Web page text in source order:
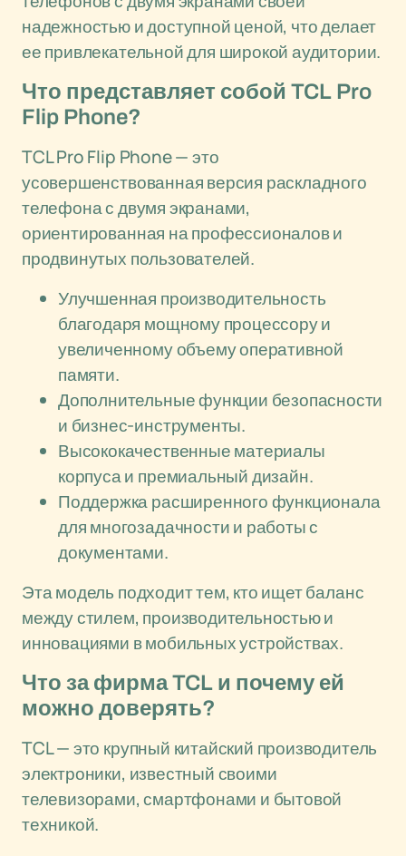
надежностью и доступной ценой, что делает
ее привлекательной для широкой аудитории.
Что представляет собой TCL Pro
Flip Phone?
TCL Pro Flip Phone — это
усовершенствованная версия раскладного
телефона с двумя экранами,
ориентированная на профессионалов и
продвинутых пользователей.
Улучшенная производительность
благодаря мощному процессору и
увеличенному объему оперативной
памяти.
Дополнительные функции безопасности
и бизнес-инструменты.
Высококачественные материалы
корпуса и премиальный дизайн.
Поддержка расширенного функционала
для многозадачности и работы с
документами.
Эта модель подходит тем, кто ищет баланс
между стилем, производительностью и
инновациями в мобильных устройствах.
Что за фирма TCL и почему ей
можно доверять?
TCL — это крупный китайский производитель
электроники, известный своими
телевизорами, смартфонами и бытовой
техникой.